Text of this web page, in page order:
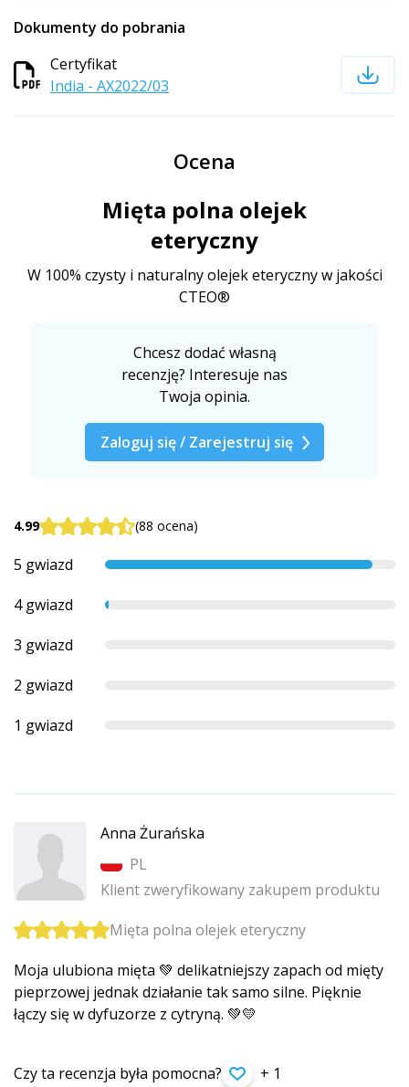
Dokumenty do pobrania
Certyfikat
India - AX2022/03
Ocena
Mięta polna olejek
eteryczny
W 100% czysty i naturalny olejek eteryczny w jakości
CTEO®
Chcesz dodać własną
recenzję? Interesuje nas
Twoja opinia.
Zaloguj się / Zarejestruj się
4.99 (88 ocena)
5 gwiazd
4 gwiazd
3 gwiazd
2 gwiazd
1 gwiazd
Anna Żurańska
PL
Klient zweryfikowany zakupem produktu
Mięta polna olejek eteryczny
Moja ulubiona mięta 💚 delikatniejszy zapach od mięty
pieprzowej jednak działanie tak samo silne. Pięknie
łączy się w dyfuzorze z cytryną. 💚💛
Czy ta recenzja była pomocna? + 1